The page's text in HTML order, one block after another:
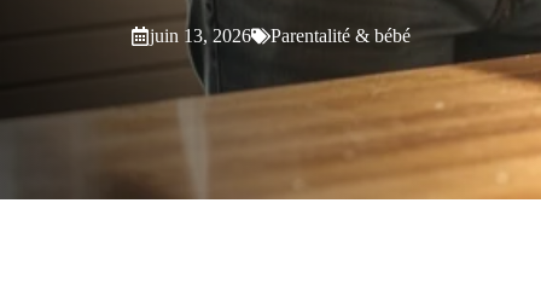
juin 13, 2026 Parentalité & bébé